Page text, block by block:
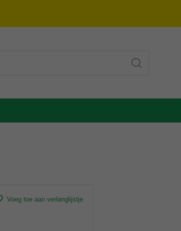
Voeg toe aan verlanglijstje